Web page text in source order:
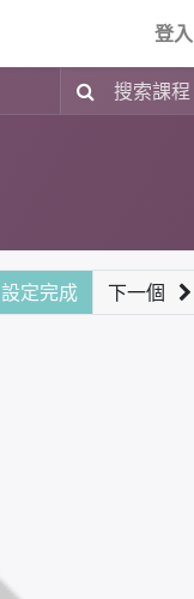
登入
設定完成 下一個